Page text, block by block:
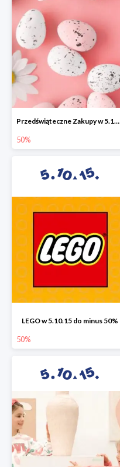
Przedświąteczne Zakupy w 5.10.15 do -50%
50%
LEGO w 5.10.15 do minus 50%
50%